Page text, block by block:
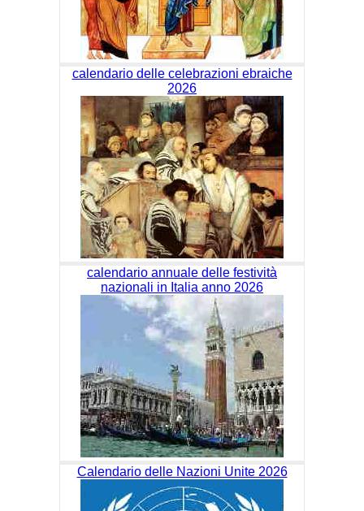
calendario delle celebrazioni ebraiche
2026
calendario annuale delle festività
nazionali in Italia anno 2026
Calendario delle Nazioni Unite 2026